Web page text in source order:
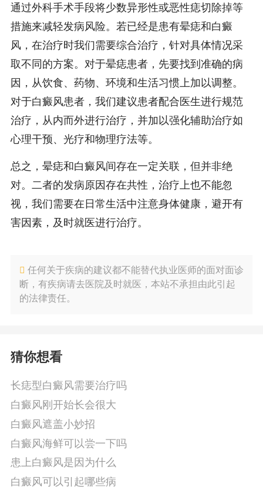
通过外科手术手段将少数异形性或恶性痣切除掉等
措施来减轻发病风险。若已经是患有晕痣和白癜
风，在治疗时我们需要综合治疗，针对具体情况采
取不同的方案。对于晕痣患者，先要找到准确的病
因，从饮食、药物、环境和生活习惯上加以调整。
对于白癜风患者，我们建议患者配合医生进行规范
治疗，从内而外进行治疗，并加以强化辅助治疗如
心理干预、光疗和物理疗法等。
总之，晕痣和白癜风间存在一定关联，但并非绝
对。二者的发病原因存在共性，治疗上也不能忽
视，我们需要在日常生活中注意身体健康，避开有
害因素，及时就医进行治疗。
任何关于疾病的建议都不能替代执业医师的面对面诊
断，有疾病请去医院及时就医，本站不承担由此引起
的法律责任。
猜你想看
长痣型白癜风需要治疗吗
白癜风刚开始长会很大
白癜风遮盖小妙招
白癜风海鲜可以尝一下吗
患上白癜风是因为什么
白癜风可以引起哪些病